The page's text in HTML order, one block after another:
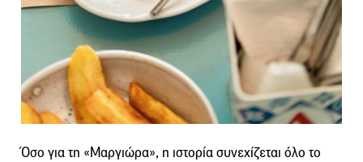
Όσο για τη «Μαργιώρα», η ιστορία συνεχίζεται όλο το